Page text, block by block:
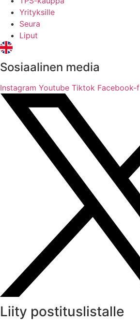
Yrityksille
Seura
Liput
Sosiaalinen media
Instagram Youtube Tiktok Facebook-f
Liity postituslistalle